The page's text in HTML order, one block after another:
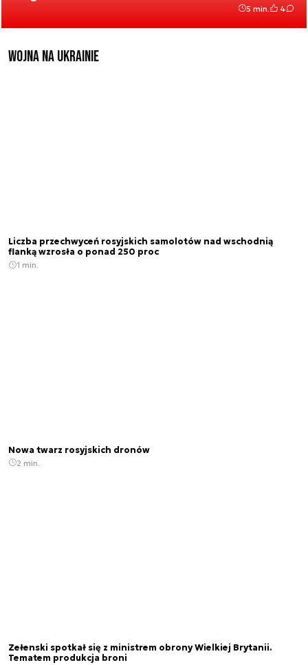
5 min. 4
Wojna na Ukrainie
Liczba przechwyceń rosyjskich samolotów nad wschodnią
flanką wzrosła o ponad 250 proc
1 min.
Nowa twarz rosyjskich dronów
2 min.
Zełenski spotkał się z ministrem obrony Wielkiej Brytanii.
Tematem produkcja broni